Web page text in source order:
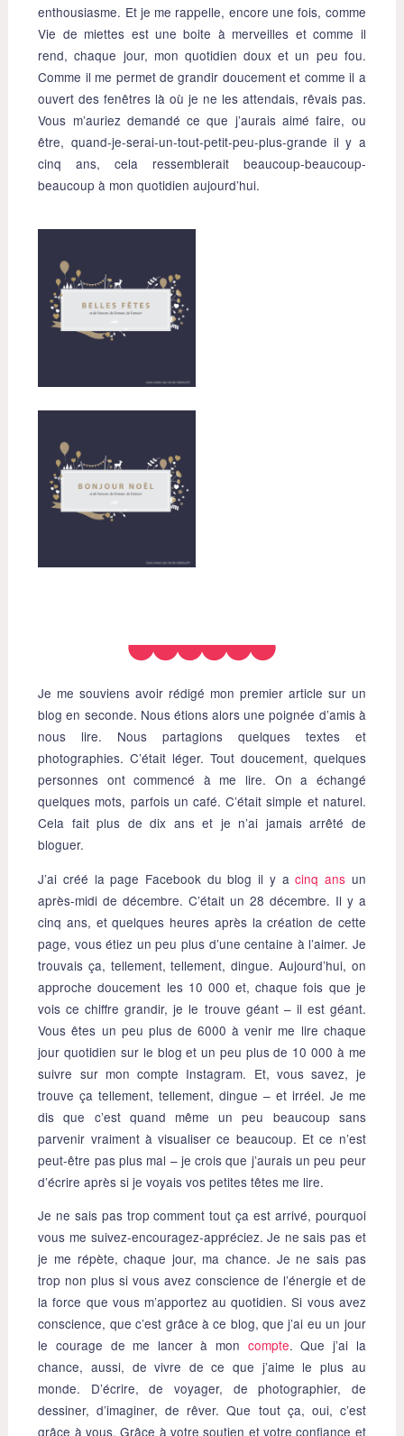
enthousiasme. Et je me rappelle, encore une fois, comme
Vie de miettes est une boite à merveilles et comme il
rend, chaque jour, mon quotidien doux et un peu fou.
Comme il me permet de grandir doucement et comme il a
ouvert des fenêtres là où je ne les attendais, rêvais pas.
Vous m’auriez demandé ce que j’aurais aimé faire, ou
être, quand-je-serai-un-tout-petit-peu-plus-grande il y a
cinq ans, cela ressemblerait beaucoup-beaucoup-
beaucoup à mon quotidien aujourd’hui.
Je me souviens avoir rédigé mon premier article sur un
blog en seconde. Nous étions alors une poignée d’amis à
nous lire. Nous partagions quelques textes et
photographies. C’était léger. Tout doucement, quelques
personnes ont commencé à me lire. On a échangé
quelques mots, parfois un café. C’était simple et naturel.
Cela fait plus de dix ans et je n’ai jamais arrêté de
bloguer.
J’ai créé la page Facebook du blog il y acinq ansun
après-midi de décembre. C’était un 28 décembre. Il y a
cinq ans, et quelques heures après la création de cette
page, vous étiez un peu plus d’une centaine à l’aimer. Je
trouvais ça, tellement, tellement, dingue. Aujourd’hui, on
approche doucement les 10 000 et, chaque fois que je
vois ce chiffre grandir, je le trouve géant – il est géant.
Vous êtes un peu plus de 6000 à venir me lire chaque
jour quotidien sur le blog et un peu plus de 10 000 à me
suivre sur mon compte Instagram. Et, vous savez, je
trouve ça tellement, tellement, dingue – et irréel. Je me
dis que c’est quand même un peu beaucoup sans
parvenir vraiment à visualiser ce beaucoup. Et ce n’est
peut-être pas plus mal – je crois que j’aurais un peu peur
d’écrire après si je voyais vos petites têtes me lire.
Je ne sais pas trop comment tout ça est arrivé, pourquoi
vous me suivez-encouragez-appréciez. Je ne sais pas et
je me répète, chaque jour, ma chance. Je ne sais pas
trop non plus si vous avez conscience de l’énergie et de
la force que vous m’apportez au quotidien. Si vous avez
conscience, que c’est grâce à ce blog, que j’ai eu un jour
le courage de me lancer à mon compte. Que j’ai la
chance, aussi, de vivre de ce que j’aime le plus au
monde. D’écrire, de voyager, de photographier, de
dessiner, d’imaginer, de rêver. Que tout ça, oui, c’est
grâce à vous. Grâce à votre soutien et votre confiance et